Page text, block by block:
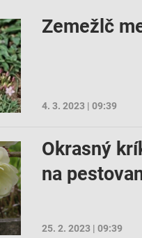
Zemežlč
4. 3. 2023 | 09:39
Okrasný
na
25. 2. 2023 | 09:39